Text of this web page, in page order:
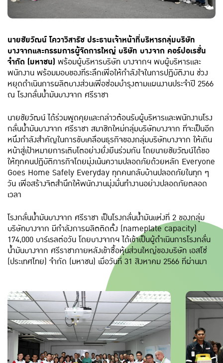
นายชัยวัฒน์ โควาวิสารัช ประธานเจ้าหน้าที่บริหารกลุ่มบริษัท
บางจากและกรรมการผู้จัดการใหญ่ บริษัท บางจาก คอร์ปอเรชั่น
จำกัด (มหาชน) พร้อมผู้บริหารบริษัท บางจากฯ พบผู้บริหารและ
พนักงาน พร้อมมอบของที่ระลึกเพื่อให้กำลังใจในการปฏิบัติงาน ช่วง
หยุดดำเนินการผลิตบางส่วนเพื่อซ่อมบำรุงตามแผนงานประจำปี 2566
ณ โรงกลั่นน้ำมันบางจาก ศรีราชา
นายชัยวัฒน์ ได้ร่วมพูดคุยและกล่าวต้อนรับผู้บริหารและพนักงานโรง
กลั่นน้ำมันบางจาก ศรีราชา สมาชิกใหม่กลุ่มบริษัทบางจาก ที่จะเป็นอีก
หนึ่งกำลังสำคัญในการขับเคลื่อนธุรกิจของกลุ่มบริษัทบางจาก ให้เดิน
หน้าสู่เป้าหมายการเติบโตอย่างยั่งยืนร่วมกัน โดยนายชัยวัฒน์ได้ขอ
ให้ทุกคนปฏิบัติภารกิจโดยมุ่งเน้นความปลอดภัยด้วยหลัก Everyone
Goes Home Safely Everyday ทุกคนกลับบ้านปลอดภัยในทุก ๆ
วัน เพื่อสร้างจิตสำนึกให้พนักงานมุ่งมั่นทำงานอย่างปลอดภัยตลอด
เวลา
โรงกลั่นน้ำมันบางจาก ศรีราชา เป็นโรงกลั่นน้ำมันแห่งที่ 2 ของกลุ่ม
บริษัทบางจาก มีกำลังการผลิตติดตั้ง (nameplate capacity)
174,000 บาร์เรลต่อวัน โดยบางจากฯ ได้เข้าเป็นผู้ดำเนินการโรงกลั่น
น้ำมันบางจาก ศรีราชาภายหลังเข้าซื้อหุ้นส่วนใหญ่ของบริษัท เอสโซ่
(ประเทศไทย) จำกัด (มหาชน) เมื่อวันที่ 31 สิงหาคม 2566 ที่ผ่านมา